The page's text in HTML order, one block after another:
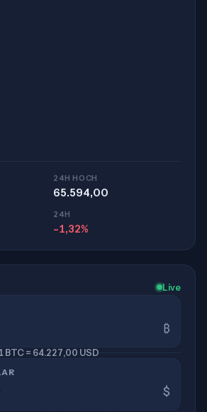
24H HOCH
65.594,00
24H
-1,32%
Live
₿
1 BTC = 64.227,00 USD
$